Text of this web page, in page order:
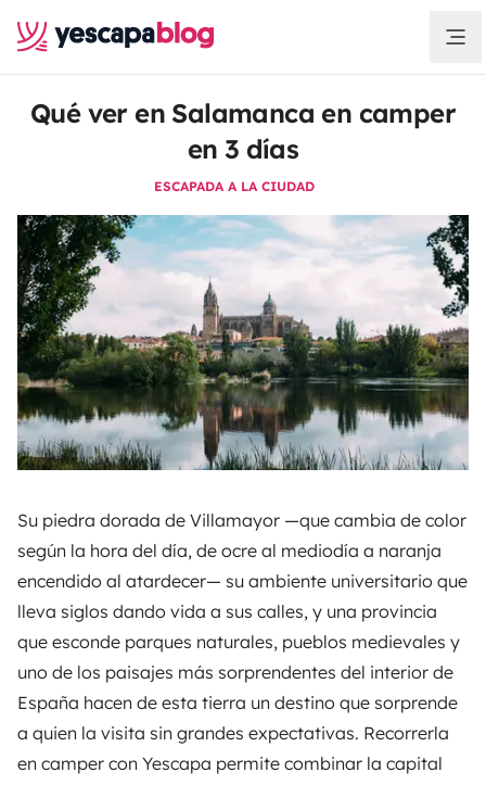
Qué ver en Salamanca en camper
en 3 días
ESCAPADA A LA CIUDAD
Su piedra dorada de Villamayor —que cambia de color
según la hora del día, de ocre al mediodía a naranja
encendido al atardecer— su ambiente universitario que
lleva siglos dando vida a sus calles, y una provincia
que esconde parques naturales, pueblos medievales y
uno de los paisajes más sorprendentes del interior de
España hacen de esta tierra un destino que sorprende
a quien la visita sin grandes expectativas. Recorrerla
en camper con Yescapa permite combinar la capital